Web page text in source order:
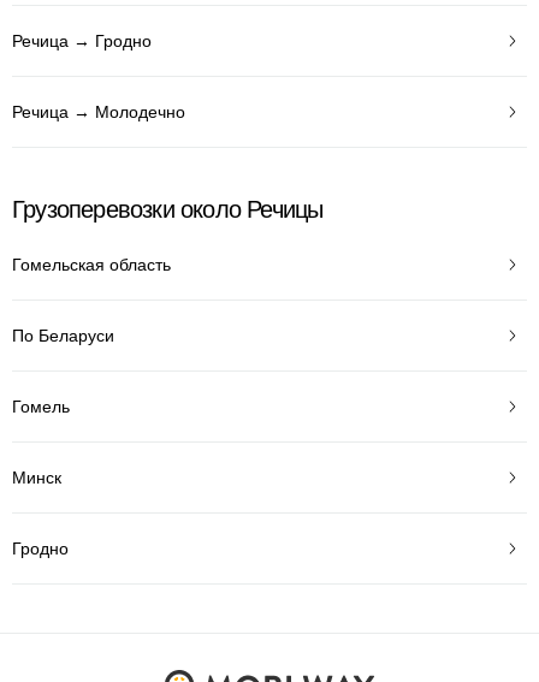
Речица → Гродно
Речица → Молодечно
Грузоперевозки около Речицы
Гомельская область
По Беларуси
Гомель
Минск
Гродно